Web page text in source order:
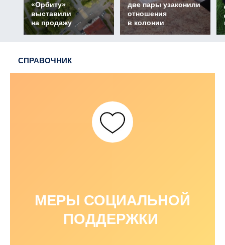
«Орбиту»
выставили
на продажу
две пары узаконили
отношения
в колонии
СПРАВОЧНИК
МЕРЫ СОЦИАЛЬНОЙ
ПОДДЕРЖКИ